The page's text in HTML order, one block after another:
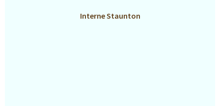
Interne Staunton